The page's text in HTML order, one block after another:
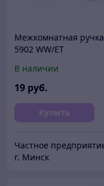
Межкомнатная ручка
5902 WW/ET
В наличии
19 руб.
Купить
г. Минск